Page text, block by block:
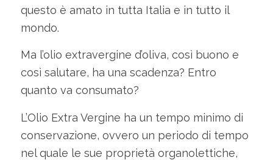
questo è amato in tutta Italia e in tutto il
mondo.
Ma l’olio extravergine d’oliva, così buono e
così salutare, ha una scadenza? Entro
quanto va consumato?
L’Olio Extra Vergine ha un tempo minimo di
conservazione, ovvero un periodo di tempo
nel quale le sue proprietà organolettiche,